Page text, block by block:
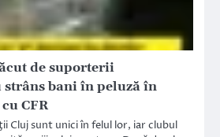
de suporterii
bani în peluză în
CFR
Cluj sunt unici în felul lor, iar clubul